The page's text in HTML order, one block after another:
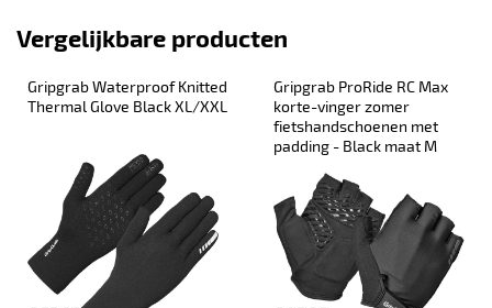
Vergelijkbare producten
Gripgrab Waterproof Knitted
Thermal Glove Black XL/XXL
Gripgrab ProRide RC Max
korte-vinger zomer
fietshandschoenen met
padding - Black maat M